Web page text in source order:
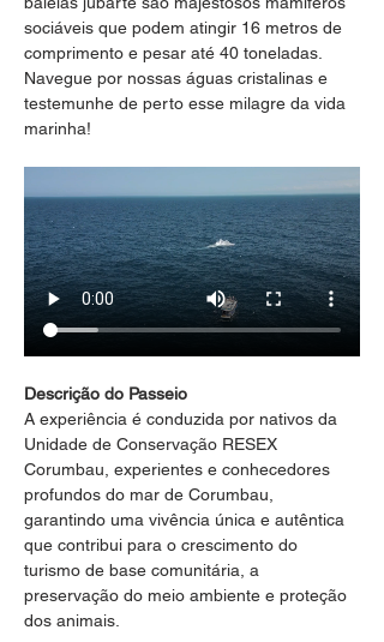
sociáveis que podem atingir 16 metros de
comprimento e pesar até 40 toneladas.
Navegue por nossas águas cristalinas e
testemunhe de perto esse milagre da vida
marinha!
Descrição do Passeio
A experiência é conduzida por nativos da
Unidade de Conservação RESEX
Corumbau, experientes e conhecedores
profundos do mar de Corumbau,
garantindo uma vivência única e autêntica
que contribui para o crescimento do
turismo de base comunitária, a
preservação do meio ambiente e proteção
dos animais.